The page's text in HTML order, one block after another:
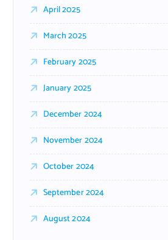
April 2025
March 2025
February 2025
January 2025
December 2024
November 2024
October 2024
September 2024
August 2024